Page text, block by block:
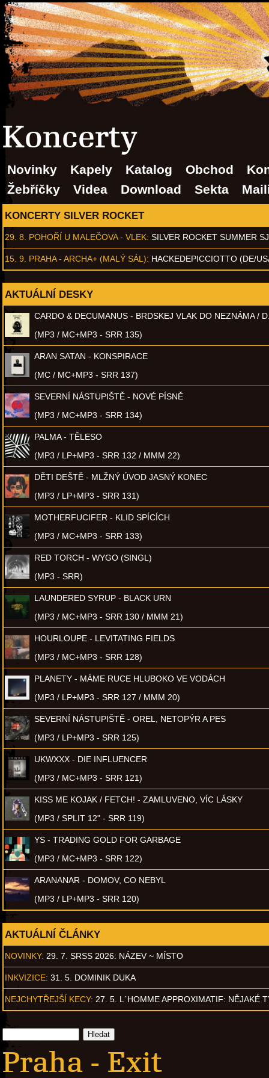
Koncerty
Novinky Kapely Katalog Obchod
Žebříčky
Videa Download Sekta
KONCERTY SILVER ROCKET
29. 8. POHOŘÍ U MALEČOVA - VLEK: SILVER ROCKET SUMMER
15. 9. PRAHA - ARCHA+ (MALÝ SÁL): HACKEDEPICCIOTTO (DE/
AKTUÁLNÍ DESKY
CARDO & DECUMANUS - BRDSKEJ VLAK DO NEZNÁMA /
(MP3 / MC+MP3 - SRR 135)
ARAN SATAN - KONSPIRACE
(MC / MC+MP3 - SRR 137)
SEVERNÍ NÁSTUPIŠTĚ - NOVÉ PÍSNĚ
(MP3 / MC+MP3 - SRR 134)
PALMA - TĚLESO
(MP3 / LP+MP3 - SRR 132 / MMM 22)
DĚTI DEŠTĚ - MLŽNÝ ÚVOD JASNÝ KONEC
(MP3 / LP+MP3 - SRR 131)
MOTHERFUCIFER - KLID SPÍCÍCH
(MP3 / MC+MP3 - SRR 133)
RED TORCH - WYGO (SINGL)
(MP3 - SRR)
LAUNDERED SYRUP - BLACK URN
(MP3 / MC+MP3 - SRR 130 / MMM 21)
HOURLOUPE - LEVITATING FIELDS
(MP3 / MC+MP3 - SRR 128)
PLANETY - MÁME RUCE HLUBOKO VE VODÁCH
(MP3 / LP+MP3 - SRR 127 / MMM 20)
SEVERNÍ NÁSTUPIŠTĚ - OREL, NETOPÝR A PES
(MP3 / LP+MP3 - SRR 125)
UKWXXX - DIE INFLUENCER
(MP3 / MC+MP3 - SRR 121)
KISS ME KOJAK / FETCH! - ZAMLUVENO, VÍC LÁSKY
(MP3 / SPLIT 12" - SRR 119)
YS - TRADING GOLD FOR GARBAGE
(MP3 / MC+MP3 - SRR 122)
ARANANAR - DOMOV, CO NEBYL
(MP3 / LP+MP3 - SRR 120)
AKTUÁLNÍ ČLÁNKY
NOVINKY: 29. 7. SRSS 2026: NÁZEV ~ MÍSTO
INKVIZICE: 31. 5. DOMINIK DUKA
NEJCHYTŘEJŠÍ KECY: 27. 5. L´HOMME APPROXIMATIF: NĚJAKÉ
Praha - Exit